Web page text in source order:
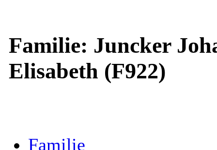
Familie: Juncker
Elisabeth (F922)
Familie